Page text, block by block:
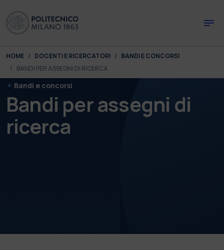
You are here:
HOME DOCENTI E RICERCATORI
BANDI E CONCORSI
BANDI PER ASSEGNI DI RICERCA
Bandi e concorsi
Bandi per assegni di
ricerca